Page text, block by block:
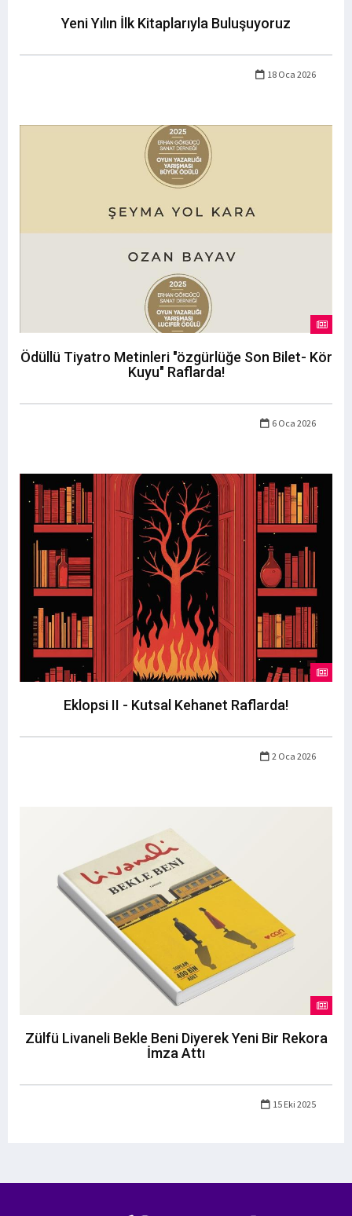
Yeni Yılın İlk Kitaplarıyla Buluşuyoruz
18 Oca 2026
Ödüllü Tiyatro Metinleri "özgürlüğe Son Bilet- Kör
Kuyu" Raflarda!
6 Oca 2026
Eklopsi II - Kutsal Kehanet Raflarda!
2 Oca 2026
Zülfü Livaneli Bekle Beni Diyerek Yeni Bir Rekora
İmza Attı
15 Eki 2025